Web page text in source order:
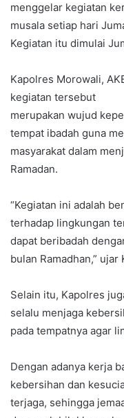
menggelar kegiatan
musala setiap hari
Kegiatan itu dimulai
Kapolres Morowali,
kegiatan tersebut
merupakan wujud
tempat ibadah guna
masyarakat dalam
Ramadan.
“Kegiatan ini adalah
terhadap lingkungan
dapat beribadah
bulan Ramadhan,” ujar
Selain itu, Kapolres
selalu menjaga
pada tempatnya agar
Dengan adanya kerja
kebersihan dan
terjaga, sehingga